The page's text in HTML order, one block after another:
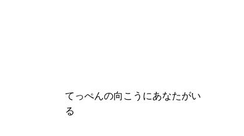
てっぺんの向こうにあなたがい
る